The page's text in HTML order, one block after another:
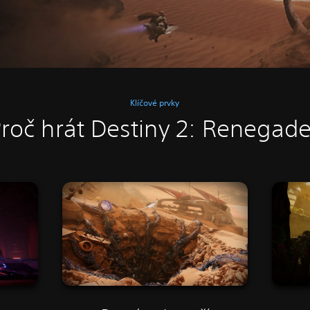
Klíčové prvky
hrát Destiny 2: